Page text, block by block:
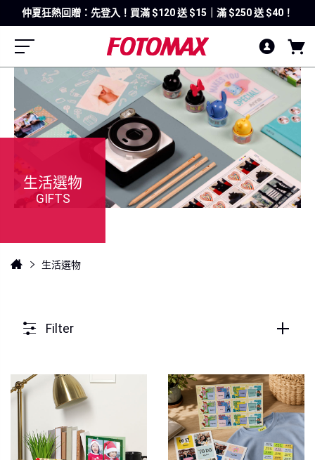
仲夏狂熱回贈：先登入！買滿 $120 送 $15｜滿 $250 送 $40！
生活選物
GIFTS
生活選物
Filter